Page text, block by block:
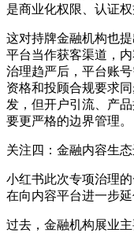
是商业化权限、认证
这对持牌金融机构也
平台当作获客渠道，
治理趋严后，平台账
资格和投顾合规要求
发，但开户引流、产
要更严格的边界管理。
关注四：金融内容生
小红书此次专项治理
在向内容平台进一步延
过去，金融机构展业